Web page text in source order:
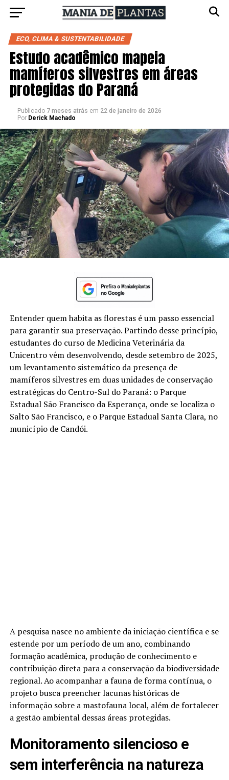
ECO, CLIMA & SUSTENTABILIDADE
Estudo acadêmico mapeia
mamíferos silvestres em áreas
protegidas do Paraná
Publicado 7 meses atrás em 22 de janeiro de 2026
Por Derick Machado
Entender quem habita as florestas é um passo essencial
para garantir sua preservação. Partindo desse princípio,
estudantes do curso de Medicina Veterinária da
Unicentro vêm desenvolvendo, desde setembro de 2025,
um levantamento sistemático da presença de
mamíferos silvestres em duas unidades de conservação
estratégicas do Centro-Sul do Paraná: o Parque
Estadual São Francisco da Esperança, onde se localiza o
Salto São Francisco, e o Parque Estadual Santa Clara, no
município de Candói.
A pesquisa nasce no ambiente da iniciação científica e se
estende por um período de um ano, combinando
formação acadêmica, produção de conhecimento e
contribuição direta para a conservação da biodiversidade
regional. Ao acompanhar a fauna de forma contínua, o
projeto busca preencher lacunas históricas de
informação sobre a mastofauna local, além de fortalecer
a gestão ambiental dessas áreas protegidas.
Monitoramento silencioso e
sem interferência na natureza